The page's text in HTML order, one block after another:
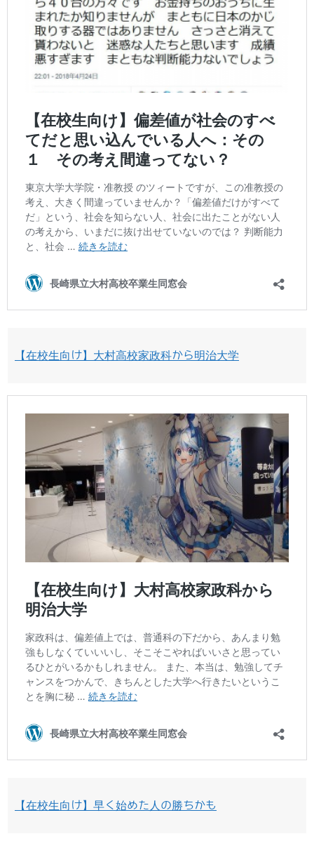
【在校生向け】大村高校家政科から明治大学
【在校生向け】早く始めた人の勝ちかも